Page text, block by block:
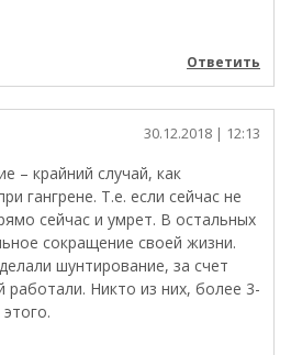
Ответить
30.12.2018 | 12:13
– крайний случай, как
гангрене. Т.е. если сейчас не
сейчас и умрет. В остальных
сокращение своей жизни.
шунтирование, за счет
работали. Никто из них, более 3-